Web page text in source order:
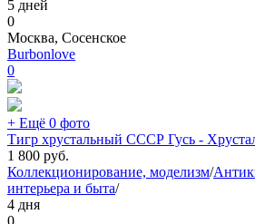
5 дней
0
Москва, Сосенское
Burbonlove
0
+ Ещё 0 фото
Тигр хрустальный СССР Гусь -
1 800 руб.
Коллекционирование, моделизм/
интерьера и быта/
4 дня
0